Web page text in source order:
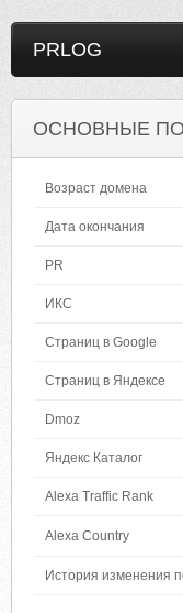
PRLOG
ОСНОВНЫЕ
Возраст домена
Дата окончания
PR
ИКС
Страниц в Google
Страниц в Яндексе
Dmoz
Яндекс Каталог
Alexa Traffic Rank
Alexa Country
История изменения